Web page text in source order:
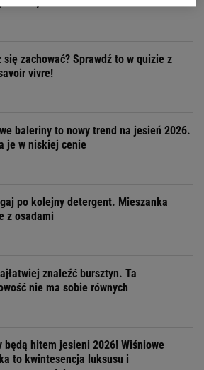
się zachować? Sprawdź to w quizie z
vivre!
baleriny to nowy trend na jesień 2026.
je w niskiej cenie
po kolejny detergent. Mieszanka
z osadami
znaleźć bursztyn. Ta
nie ma sobie równych
będą hitem jesieni 2026! Wiśniowe
to kwintesencja luksusu i